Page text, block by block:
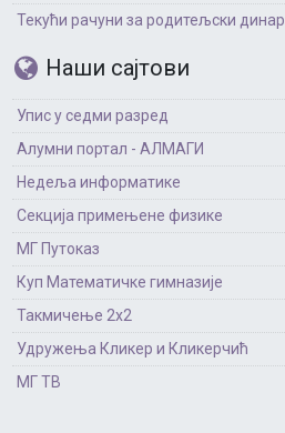
Текући рачуни за родитељски динар
Наши сајтови
Упис у седми разред
Алумни портал - АЛМАГИ
Недеља информатике
Секција примењене физике
МГ Путоказ
Куп Математичке гимназије
Такмичење 2х2
Удружења Кликер и Кликерчић
МГ ТВ